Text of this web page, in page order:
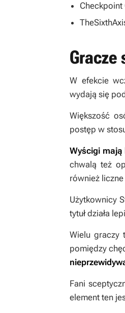
Checkpoint
Gracze
W efekcie
wydają się
Większość
postęp w
Wyścigi mają
chwalą też
również
Użytkownicy
tytuł działa
Wielu graczy
pomiędzy
Fani
element ten